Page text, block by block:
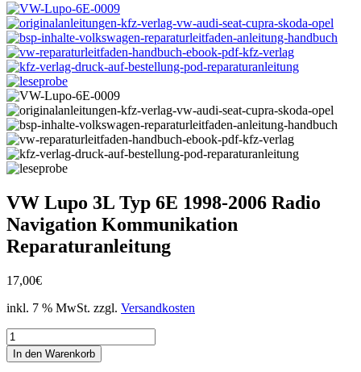
VW Lupo 3L Typ 6E 1998-2006 Radio
Navigation Kommunikation
Reparaturanleitung
17,00€
inkl. 7 % MwSt. zzgl. Versandkosten
VW
Lupo
3L
In den Warenkorb